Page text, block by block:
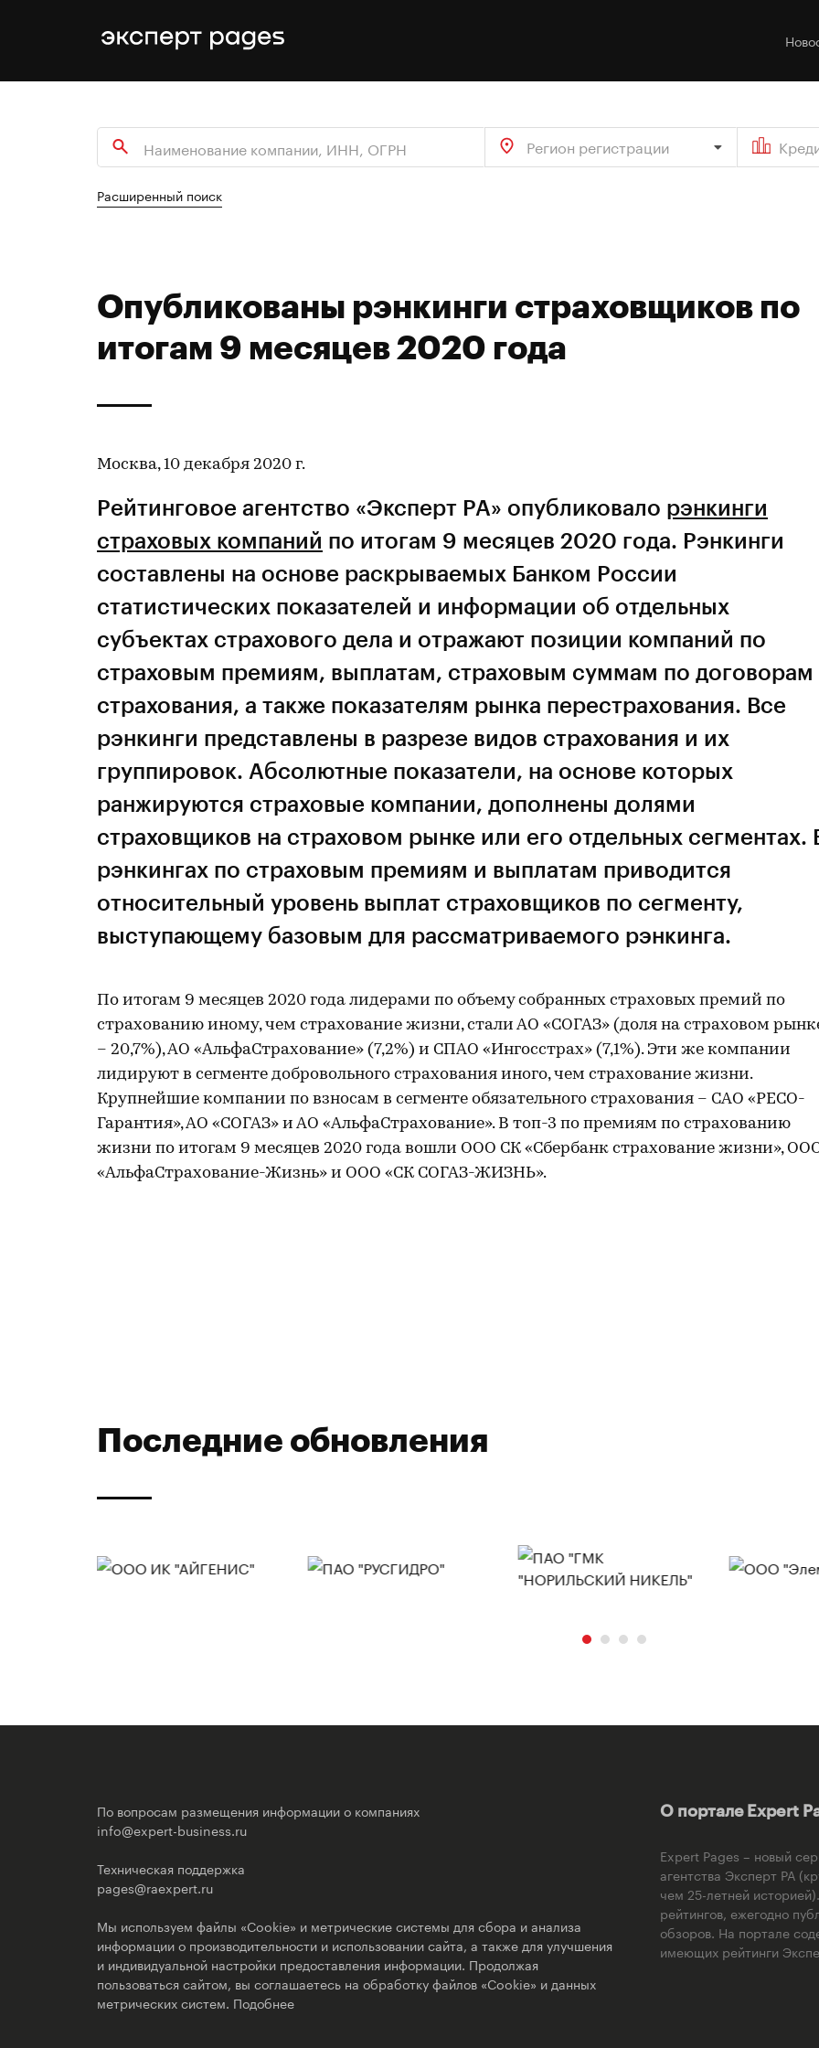
Регион регистрации
Расширенный поиск
Опубликованы рэнкинги страховщиков по
итогам 9 месяцев 2020 года
Москва, 10 декабря 2020 г.
Рейтинговое агентство «Эксперт РА» опубликовало рэнкинги
страховых компаний по итогам 9 месяцев 2020 года. Рэнкинги
составлены на основе раскрываемых Банком России
статистических показателей и информации об отдельных
субъектах страхового дела и отражают позиции компаний по
страховым премиям, выплатам, страховым суммам по договорам
страхования, а также показателям рынка перестрахования. Все
рэнкинги представлены в разрезе видов страхования и их
группировок. Абсолютные показатели, на основе которых
ранжируются страховые компании, дополнены долями
страховщиков на страховом рынке или его отдельных сегментах.
рэнкингах по страховым премиям и выплатам приводится
относительный уровень выплат страховщиков по сегменту,
выступающему базовым для рассматриваемого рэнкинга.
По итогам 9 месяцев 2020 года лидерами по объему собранных страховых премий по
страхованию иному, чем страхование жизни, стали АО «СОГАЗ» (доля на страховом
– 20,7%), АО «АльфаСтрахование» (7,2%) и СПАО «Ингосстрах» (7,1%). Эти же компании
лидируют в сегменте добровольного страхования иного, чем страхование жизни.
Крупнейшие компании по взносам в сегменте обязательного страхования – САО «РЕСО-
Гарантия», АО «СОГАЗ» и АО «АльфаСтрахование». В топ-3 по премиям по страхованию
жизни по итогам 9 месяцев 2020 года вошли ООО СК «Сбербанк страхование жизни»,
«АльфаСтрахование-Жизнь» и ООО «СК СОГАЗ-ЖИЗНЬ».
Последние обновления
По вопросам размещения информации о компаниях
info@expert-business.ru
Техническая поддержка
pages@raexpert.ru
Мы используем файлы «Cookie» и метрические системы для сбора и анализа
информации о производительности и использовании сайта, а также для улучшения
и индивидуальной настройки предоставления информации. Продолжая
пользоваться сайтом, вы соглашаетесь на обработку файлов «Cookie» и данных
метрических систем. Подобнее
О портале Expert
Expert Pages – новый
агентства Эксперт РА
чем 25-летней
рейтингов, ежегодно
обзоров. На портале
имеющих рейтинги